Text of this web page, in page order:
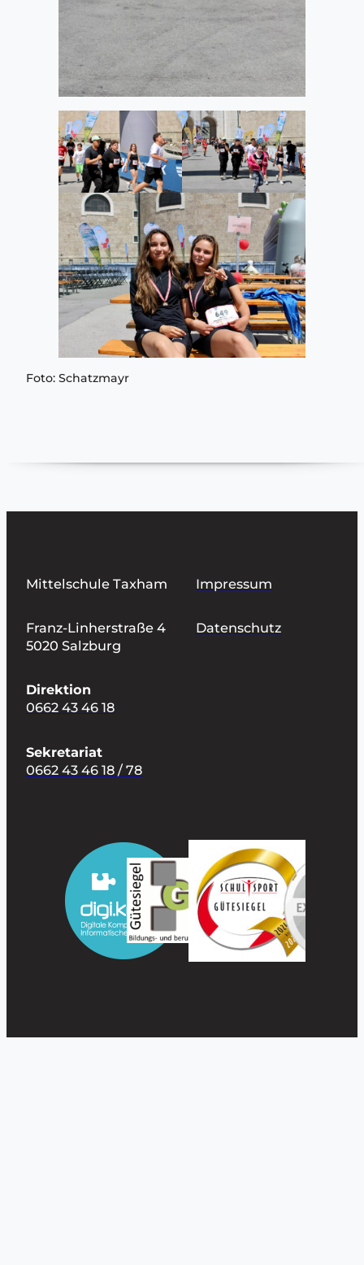
Foto: Schatzmayr
Mittelschule Taxham
Franz-Linherstraße 4
5020 Salzburg
Direktion
0662 43 46 18
Sekretariat
0662 43 46 18 / 78
Impressum
Datenschutz